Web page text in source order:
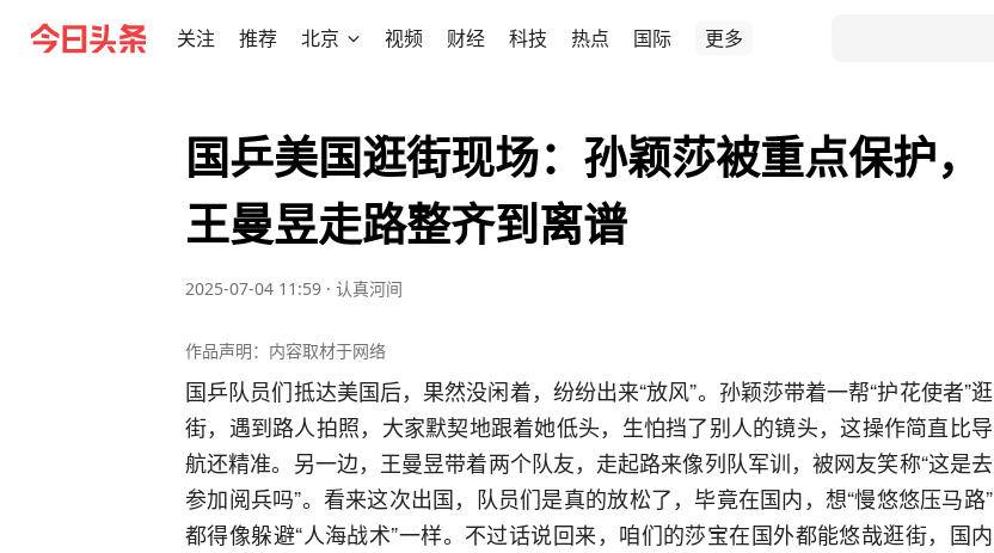
关注 推荐 北京 视频 财经 科技 热点 国际 更多
国乒美国逛街现场：孙颖莎被重点保护，
王曼昱走路整齐到离谱
2025-07-04 11:59 · 认真河间
作品声明：内容取材于网络
国乒队员们抵达美国后，果然没闲着，纷纷出来“放风”。孙颖莎带着一帮“护花使者”逛
街，遇到路人拍照，大家默契地跟着她低头，生怕挡了别人的镜头，这操作简直比导
航还精准。另一边，王曼昱带着两个队友，走起路来像列队军训，被网友笑称“这是去
参加阅兵吗”。看来这次出国，队员们是真的放松了，毕竟在国内，想“慢悠悠压马路”
都得像躲避“人海战术”一样。不过话说回来，咱们的莎宝在国外都能悠哉逛街，国内